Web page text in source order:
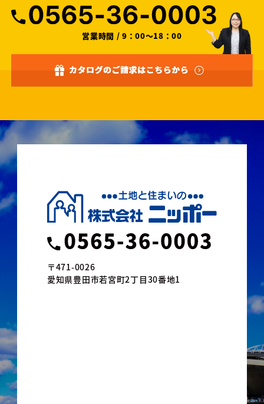
営業時間 / 9：00～18：00
〒471-0026
愛知県豊田市若宮町2丁目30番地1